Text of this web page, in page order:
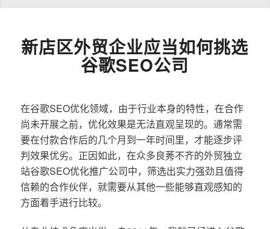
新店区外贸企业应当如何挑选
谷歌SEO公司
在谷歌SEO优化领域，由于行业本身的特性，在合作
尚未开展之前，优化效果是无法直观呈现的。通常需
要在付款合作后的几个月到一年时间里，才能逐步评
判效果优劣。正因如此，在众多良莠不齐的外贸独立
站谷歌SEO优化推广公司中，筛选出实力强劲且值得
信赖的合作伙伴，就需要从其他一些能够直观感知的
方面着手进行比较。